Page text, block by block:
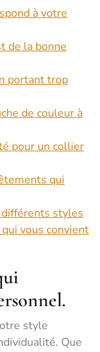
à votre
de la bonne
portant trop
de couleur à
pour un collier
qui
différents styles
vous convient
style
Que